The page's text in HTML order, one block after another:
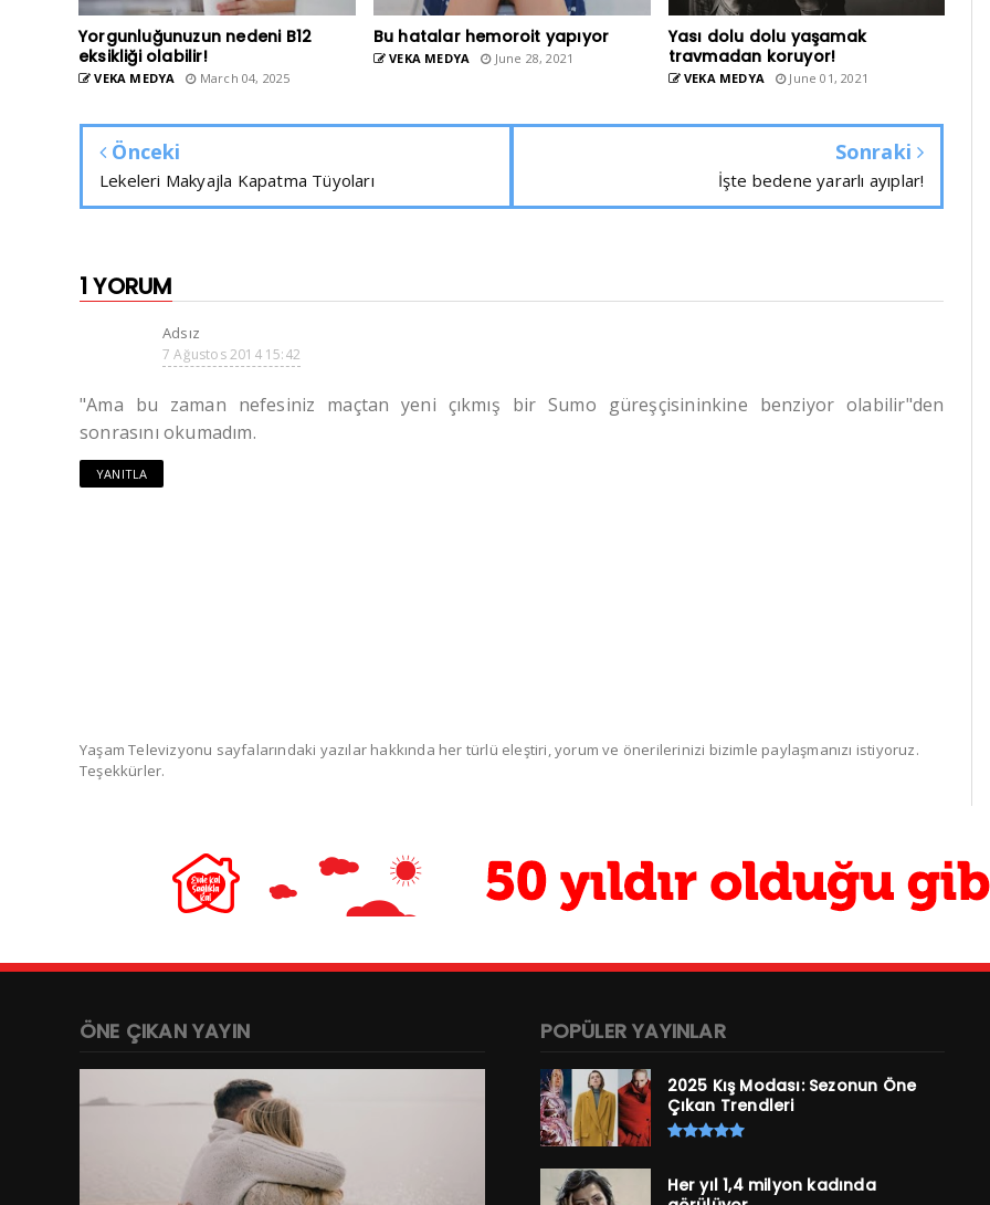
Yorgunluğunuzun nedeni B12
eksikliği olabilir!
VEKA MEDYA March 04, 2025
Bu hatalar hemoroit yapıyor
VEKA MEDYA June 28, 2021
Yası dolu dolu yaşamak
travmadan koruyor!
VEKA MEDYA June 01, 2021
Önceki
Lekeleri Makyajla Kapatma Tüyoları
Sonraki
İşte bedene yararlı ayıplar!
1 YORUM
Adsız
7 Ağustos 2014 15:42
"Ama bu zaman nefesiniz maçtan yeni çıkmış bir Sumo güreşçisininkine benziyor olabilir"den
sonrasını okumadım.
YANITLA
Yaşam Televizyonu sayfalarındaki yazılar hakkında her türlü eleştiri, yorum ve önerilerinizi bizimle paylaşmanızı istiyoruz.
Teşekkürler.
ÖNE ÇIKAN YAYIN POPÜLER YAYINLAR
2025 Kış Modası: Sezonun Öne
Çıkan Trendleri
Her yıl 1,4 milyon kadında